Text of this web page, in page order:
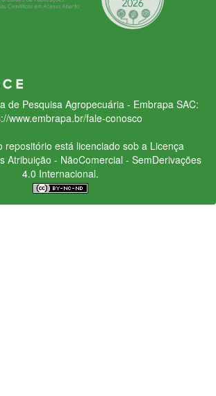
de Pesquisa Agropecuária - Embrapa SAC:
www.embrapa.br/fale-conosco
repositório está licenciado sob a Licença
Atribuição - NãoComercial - SemDerivações
4.0 Internacional.